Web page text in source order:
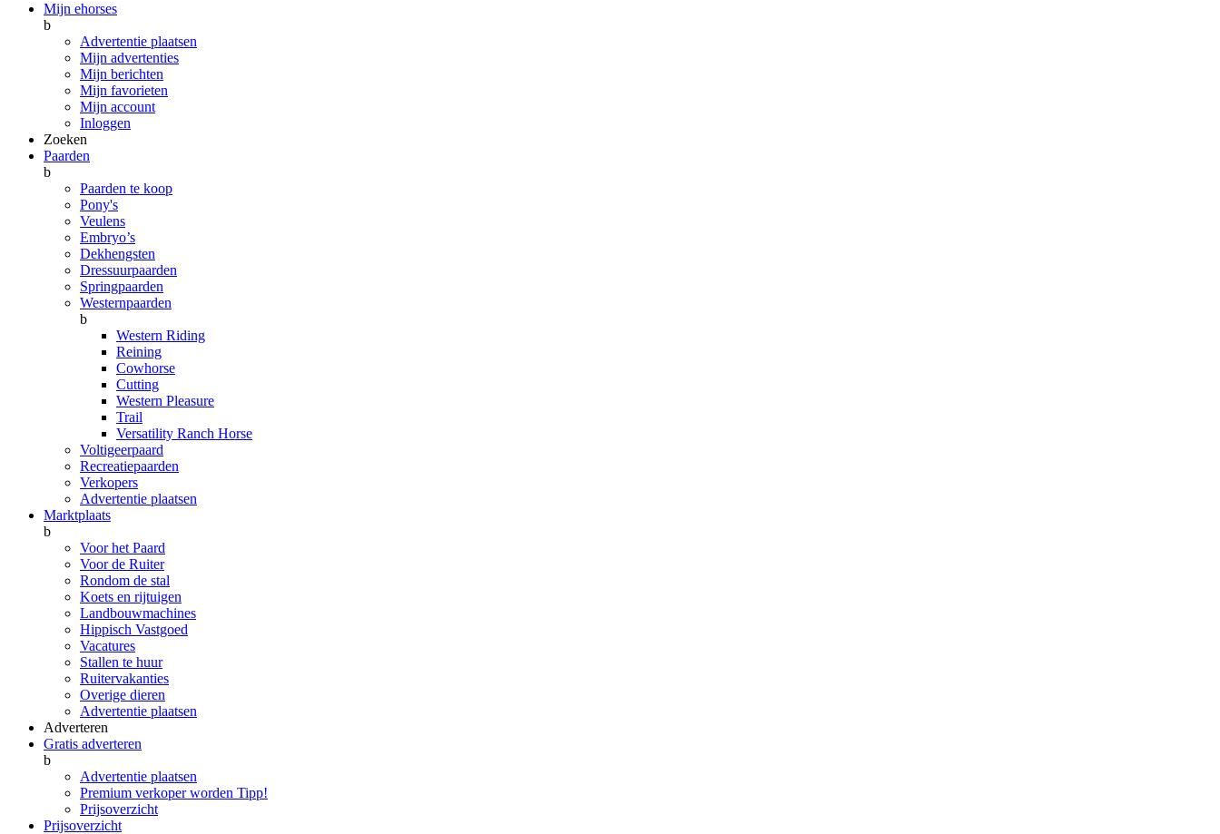
Mijn ehorses
b
Advertentie plaatsen
Mijn advertenties
Mijn berichten
Mijn favorieten
Mijn account
Inloggen
Zoeken
Paarden
b
Paarden te koop
Pony's
Veulens
Embryo’s
Dekhengsten
Dressuurpaarden
Springpaarden
Westernpaarden
b
Western Riding
Reining
Cowhorse
Cutting
Western Pleasure
Trail
Versatility Ranch Horse
Voltigeerpaard
Recreatiepaarden
Verkopers
Advertentie plaatsen
Marktplaats
b
Voor het Paard
Voor de Ruiter
Rondom de stal
Koets en rijtuigen
Landbouwmachines
Hippisch Vastgoed
Vacatures
Stallen te huur
Ruitervakanties
Overige dieren
Advertentie plaatsen
Adverteren
Gratis adverteren
b
Advertentie plaatsen
Premium verkoper worden Tipp!
Prijsoverzicht
Prijsoverzicht